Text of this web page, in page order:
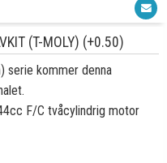
(T-MOLY) (+0.50)
serie kommer denna
F/C tvåcylindrig motor